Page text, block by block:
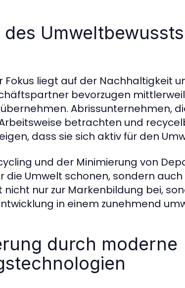
liegt auf der Nachhaltigkeit
bevorzugen
Abrissunternehmen,
betrachten und
dass sie sich aktiv für den
und der Minimierung von
die Umwelt schonen, sondern
nicht nur zur Markenbildung bei,
in einem zunehmend
durch moderne